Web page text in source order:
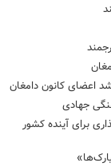
اعضای کانون دامغان
جهادی
برای آینده کشور